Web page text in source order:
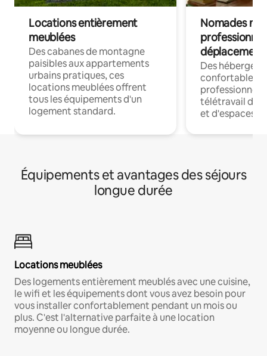
Locations entièrement
meublées
Des cabanes de montagne
paisibles aux appartements
urbains pratiques, ces
locations meublées offrent
tous les équipements d'un
logement standard.
Nomades
déplacement
Des
confortables
professionnels
télétravail
et d'espaces
Équipements et avantages des séjours
longue durée
Locations meublées
Des logements entièrement meublés avec une cuisine,
le wifi et les équipements dont vous avez besoin pour
vous installer confortablement pendant un mois ou
plus. C'est l'alternative parfaite à une location
moyenne ou longue durée.